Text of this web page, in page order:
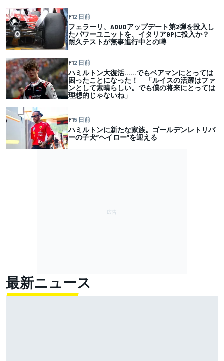
F12 日前
フェラーリ、ADUOアップデート第2弾を投入し
たパワーユニットを、イタリアGPに投入か？
耐久テストが無事進行中との噂
F12 日前
ハミルトン大復活……でもベアマンにとっては
困ったことになった！ 「ルイスの活躍はファ
ンとして素晴らしい。でも僕の将来にとっては
理想的じゃないね」
F15 日前
ハミルトンに新たな家族。ゴールデンレトリバ
ーの子犬”ヘイロー”を迎える
最新ニュース